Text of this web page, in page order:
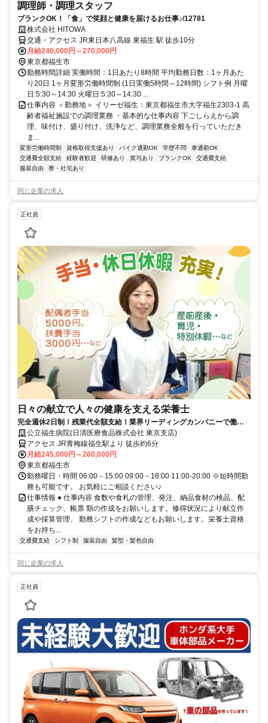
調理師・調理スタッフ
ブランクOK！「食」で笑顔と健康を届けるお仕事♪/12781
株式会社 HITOWA
交通・アクセス JR東日本八高線 東福生 駅 徒歩10分
月給240,000円～270,000円
東京都福生市
勤務時間詳細 実働時間：1日あたり8時間 平均勤務日数：1ヶ月あた
り20日 1ヶ月変形労働時間制 (1日実働5時間～12時間) シフト例 月曜
日:5:30～14:30 火曜日:5:30～14:30 ...
仕事内容 ＜勤務地＞ イリーゼ福生：東京都福生市大字福生2303-1 高
齢者福祉施設での調理業務 ・基本的な仕事内容 下ごしらえから調
理、味付け、盛り付け、洗浄など、調理業務全般を行っていただき
ま...
変形労働時間制 資格取得支援あり バイク通勤OK 学歴不問
車通勤OK
交通費全額支給
経験者歓迎 研修あり 賞与あり ブランクOK
交通費支給
服装自由
寮・社宅あり
同じ企業の求人
正社員
日々の献立で人々の健康を支える栄養士
完全週休2日制！残業代全額支給！業界リーディングカンパニーで働き
ませんか？！
公立福生病院(日清医療食品株式会社 東京支店)
アクセス JR青梅線福生駅より 徒歩約6分
月給245,000円～260,000円
東京都福生市
勤務曜日・時間 06:00－15:00 09:00－18:00 11:00-20:00 ※短時間勤
務も可能です。 お気軽にご相談ください♪
仕事情報 ● 仕事内容 食数や食札の管理、発注、納品食材の検品、配
膳チェック、帳票 類の作成をお願いします。修得状況により献立作
成や採算管理、 勤務シフトの作成などもお願いします。栄養士資格
をお持ち...
交通費支給 シフト制 服装自由 髪型・髪色自由
同じ企業の求人
正社員